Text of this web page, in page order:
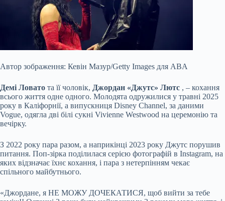
Автор зображення: Кевін Мазур/Getty Images для ABA
Демі Ловато та її чоловік, Джордан «Джутс» Лютс , – кохання
всього життя одне одного. Молодята одружилися у травні 2025
року в Каліфорнії, а випускниця Disney Channel, за даними
Vogue, одягла дві білі сукні Vivienne Westwood на церемонію та
вечірку.
З 2022 року пара разом, а наприкінці 2023 року Джутс порушив
питання. Поп-зірка поділилася серією фотографій в Instagram, на
яких відзначає їхнє кохання, і пара з нетерпінням чекає
спільного майбутнього.
«Джордане, я НЕ МОЖУ ДОЧЕКАТИСЯ, щоб вийти за тебе